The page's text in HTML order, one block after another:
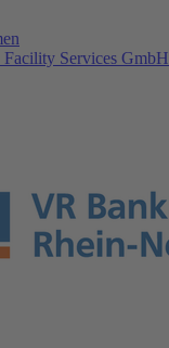
Services GmbH